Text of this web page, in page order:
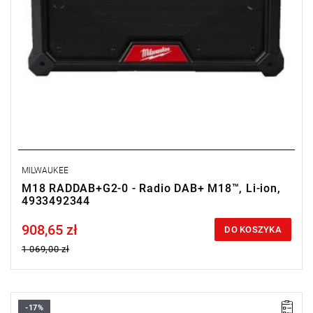
MILWAUKEE
M18 RADDAB+G2-0 - Radio DAB+ M18™, Li-ion,
4933492344
Price tax included
908,65 zł
1 069,00 zł
DO KOSZYKA
-17%